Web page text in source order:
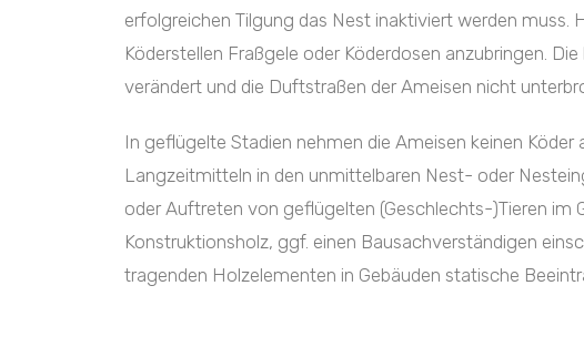
erfolgreichen Tilgung das Nest inaktiviert werden muss.
Köderstellen Fraßgele oder Köderdosen anzubringen.
verändert und die Duftstraßen der Ameisen nicht
In geflügelte Stadien nehmen die Ameisen keinen
Langzeitmitteln in den unmittelbaren Nest- oder
oder Auftreten von geflügelten (Geschlechts-)Tieren im
Konstruktionsholz, ggf. einen Bausachverständigen
tragenden Holzelementen in Gebäuden statische